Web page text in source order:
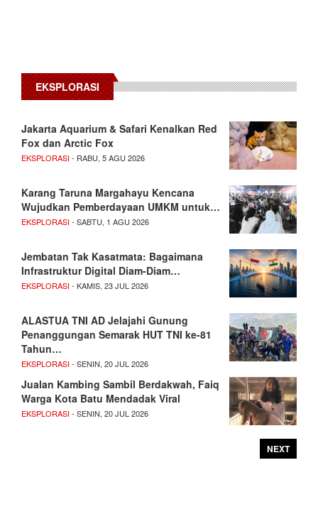
EKSPLORASI
Jakarta Aquarium & Safari Kenalkan Red
Fox dan Arctic Fox
EKSPLORASI- RABU, 5 AGU 2026
Karang Taruna Margahayu Kencana
Wujudkan Pemberdayaan UMKM untuk…
EKSPLORASI- SABTU, 1 AGU 2026
Jembatan Tak Kasatmata: Bagaimana
Infrastruktur Digital Diam-Diam…
EKSPLORASI- KAMIS, 23 JUL 2026
ALASTUA TNI AD Jelajahi Gunung
Penanggungan Semarak HUT TNI ke-81
Tahun…
EKSPLORASI- SENIN, 20 JUL 2026
Jualan Kambing Sambil Berdakwah, Faiq
Warga Kota Batu Mendadak Viral
EKSPLORASI- SENIN, 20 JUL 2026
NEXT